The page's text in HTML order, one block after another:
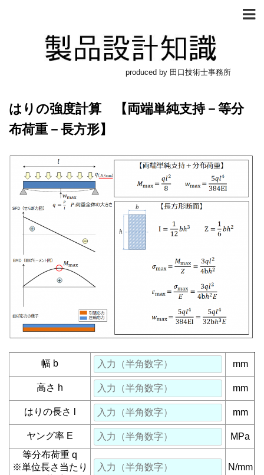
produced by 田口技術士事務所
はりの強度計算 【両端単純支持－等分
布荷重－長方形】
幅 b mm
高さ h mm
はりの長さ l mm
ヤング率 E
MPa
等分布荷重 q
※単位長さ当たり
N/mm